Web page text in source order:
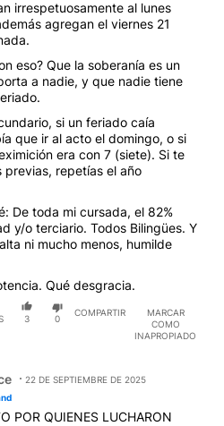
irrespetuosamente al lunes
agregan el viernes 21
eso? Que la soberanía es un
a nadie, y que nadie tiene
si un feriado caía
que ir al acto el domingo, o si
era con 7 (siete). Si te
previas, repetías el año
De toda mi cursada, el 82%
y/o terciario. Todos Bilingües. Y
ni mucho menos, humilde
Qué desgracia.
3 0
COMPARTIR
MARCAR
COMO
INAPROPIADO
22 DE SEPTIEMBRE DE 2025
POR QUIENES LUCHARON